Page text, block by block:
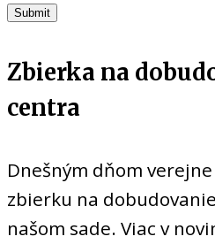
Zbierka na
centra
Dnešným dňom
zbierku na
našom sade. Viac v